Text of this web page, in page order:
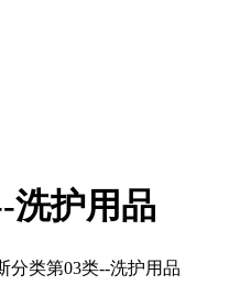
洗护用品
分类第03类--洗护用品